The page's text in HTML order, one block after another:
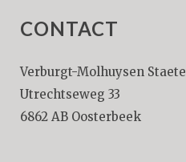
CONTACT
Verburgt-Molhuysen Staete
Utrechtseweg 33
6862 AB Oosterbeek